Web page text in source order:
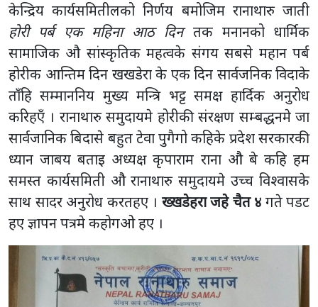
केन्द्रिय कार्यसमितीलको निर्णय बमोजिम रानाथारु जाती
होरी पर्ब एक महिना आठ दिनतक मनानको धार्मिक
सामाजिक औ सांस्कृतिक महत्वके संगय सबसे महान पर्ब
होरीक आन्तिम दिन खखडेरा के एक दिन सार्वजनिक विदाके
ताँहि सम्माननिय मुख्य मन्त्रि भट्ट समक्ष हार्दिक अनुरोध
करिहएँ । रानाथारु समुदायमे होरीकी संरक्षण सम्बद्धनमे जा
सार्वजानिक बिदासे बहुत टेवा पुगैगो कहिके प्रदेश सरकारकी
ध्यान जाबय बताइ अध्यक्ष कृपाराम राना औ बे कहि हम
समस्त कार्यसमिती औ रानाथारु समुदायमे उच्च विश्वासके
साथ सादर अनुरोध करतहए । ख्खडेहरा जहे चैत ४ गते पडट
हए ज्ञापन पत्रमे कहोगओ हए ।